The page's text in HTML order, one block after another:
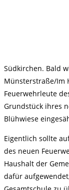
Südkirchen. Bald
Münsterstraße/Im
Feuerwehrleute
Grundstück ihres
Blühwiese
Eigentlich sollte
des neuen
Haushalt der
dafür